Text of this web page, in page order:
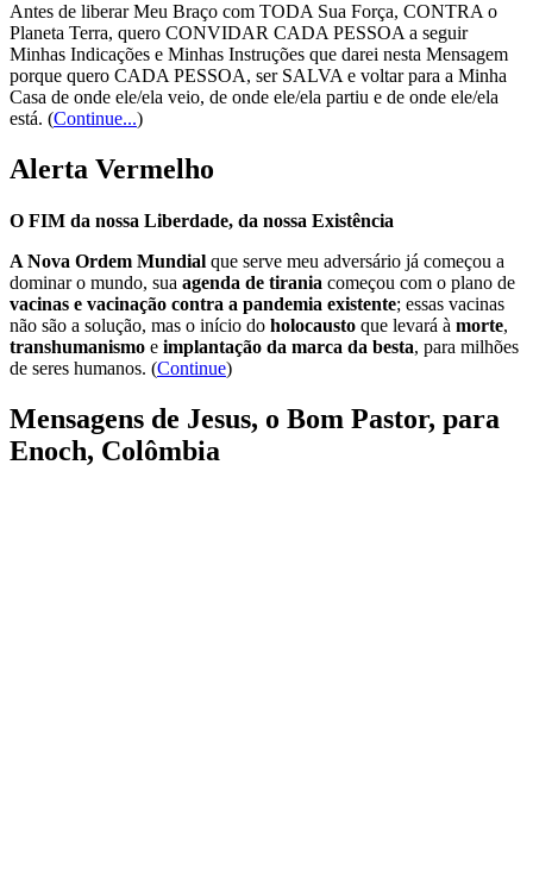
Antes de liberar Meu Braço com TODA Sua Força, CONTRA o
Planeta Terra, quero CONVIDAR CADA PESSOA a seguir
Minhas Indicações e Minhas Instruções que darei nesta Mensagem
porque quero CADA PESSOA, ser SALVA e voltar para a Minha
Casa de onde ele/ela veio, de onde ele/ela partiu e de onde ele/ela
está. (Continue...)
Alerta Vermelho
O FIM da nossa Liberdade, da nossa Existência
A Nova Ordem Mundial que serve meu adversário já começou a
dominar o mundo, sua agenda de tirania começou com o plano de
vacinas e vacinação contra a pandemia existente; essas vacinas
não são a solução, mas o início do holocausto que levará à morte,
transhumanismo e implantação da marca da besta, para milhões
de seres humanos. (Continue)
Mensagens de Jesus, o Bom Pastor, para
Enoch, Colômbia